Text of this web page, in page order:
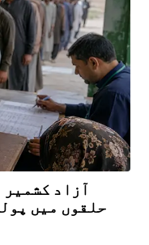
آزاد
حلقوں میں